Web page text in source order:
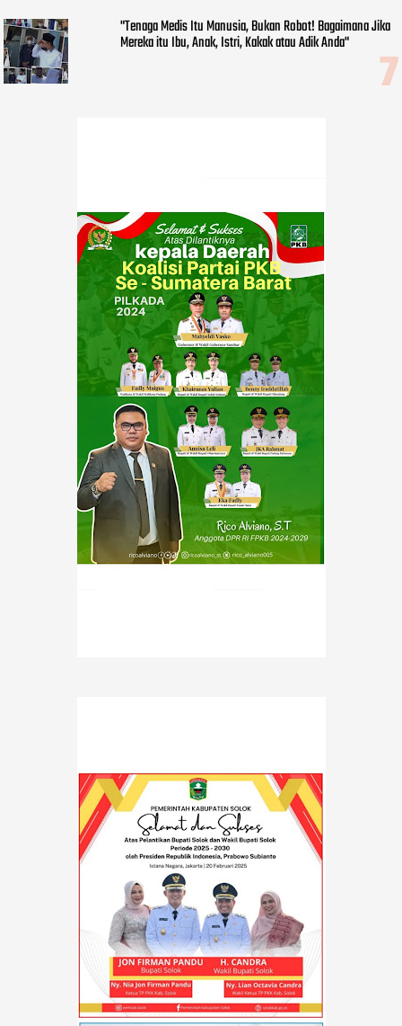
"Tenaga Medis Itu Manusia, Bukan Robot! Bagaimana Jika
Mereka itu Ibu, Anak, Istri, Kakak atau Adik Anda"